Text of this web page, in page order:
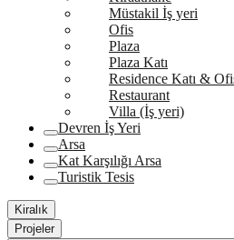
Müstakil İş yeri
Ofis
Plaza
Plaza Katı
Residence Katı &
Restaurant
Villa (İş yeri)
Devren İş Yeri
Arsa
Kat Karşılığı Arsa
Turistik Tesis
Kiralık
Projeler